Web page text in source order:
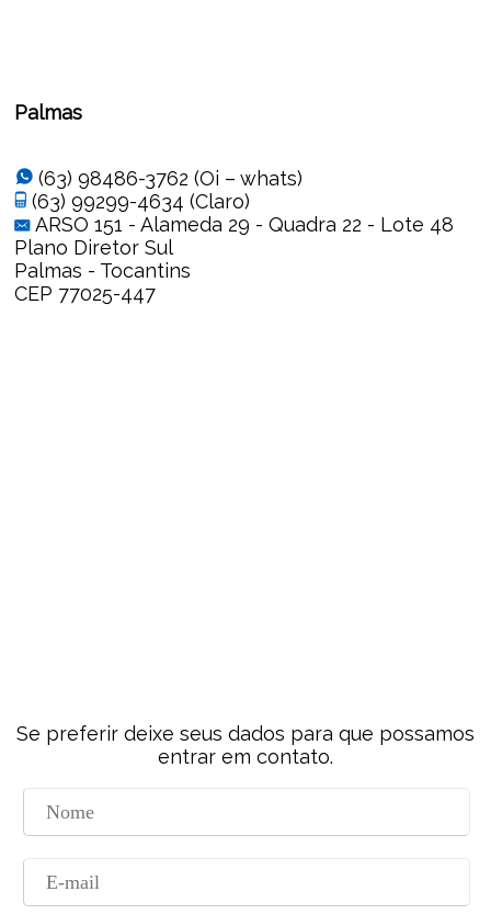
Palmas
(63) 98486-3762 (Oi – whats)
(63) 99299-4634 (Claro)
ARSO 151 - Alameda 29 - Quadra 22 - Lote 48
Plano Diretor Sul
Palmas - Tocantins
CEP 77025-447
Se preferir deixe seus dados para que possamos
entrar em contato.